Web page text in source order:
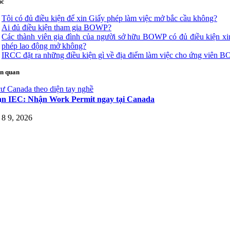
Tôi có đủ điều kiện để xin Giấy phép làm việc mở bắc cầu không?
Ai đủ điều kiện tham gia BOWP?
Các thành viên gia đình của người sở hữu BOWP có đủ điều kiện
phép lao động mở không?
IRCC đặt ra những điều kiện gì về địa điểm làm việc cho ứng viên
quan
Canada theo diện tay nghề
IEC: Nhận Work Permit ngay tại Canada
9, 2026